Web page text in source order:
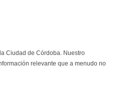
Ciudad de Córdoba. Nuestro
relevante que a menudo no